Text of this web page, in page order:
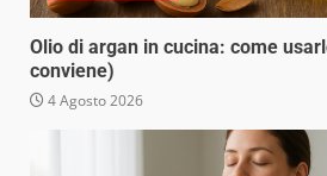
Olio di argan in cucina: come
conviene)
4 Agosto 2026